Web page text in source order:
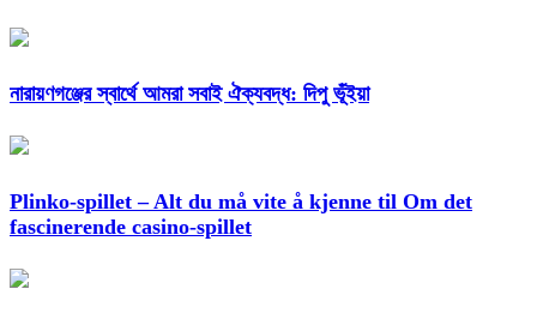
নারায়ণগঞ্জের স্বার্থে আমরা সবাই ঐক্যবদ্ধ: দিপু ভূঁইয়া
Plinko-spillet – Alt du må vite å kjenne til Om det
fascinerende casino-spillet